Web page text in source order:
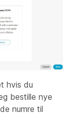
hvis du
bestille nye
numre til